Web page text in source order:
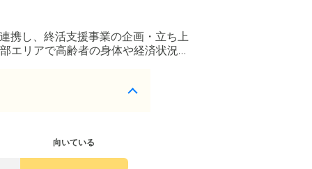
携し、終活支援事業の企画・立ち上
エリアで高齢者の身体や経済状況に
向いている